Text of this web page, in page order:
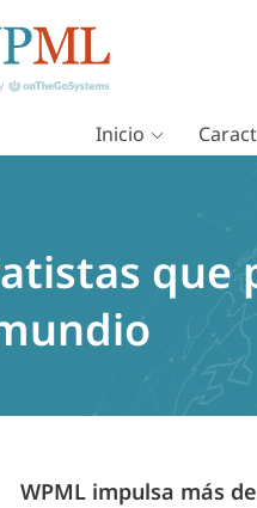
Inicio
que
WPML impulsa más